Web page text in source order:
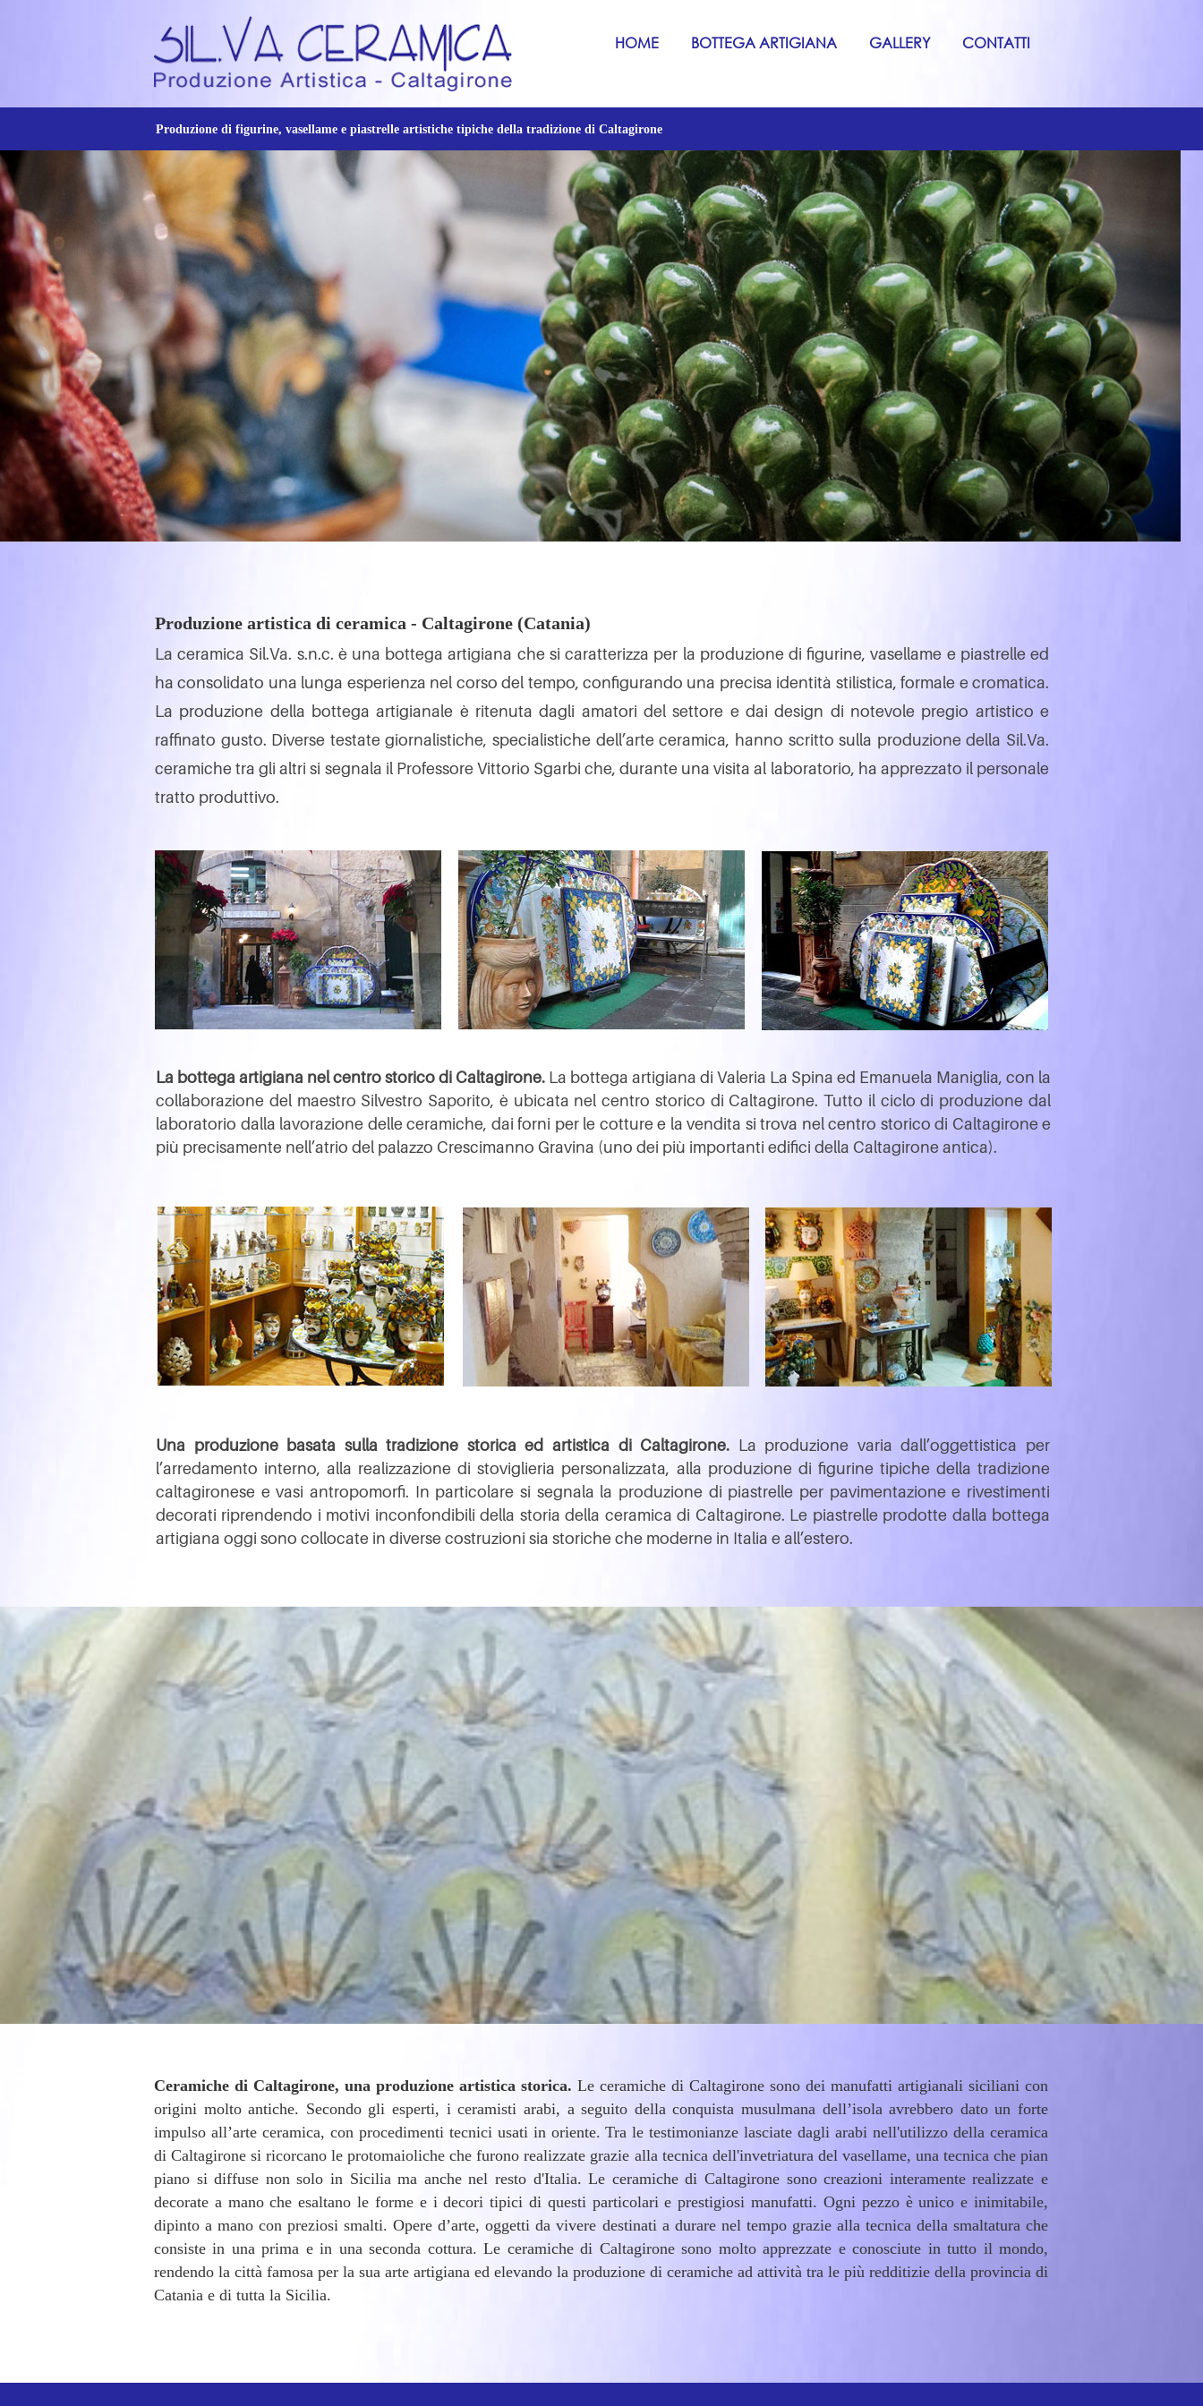
Ceramiche di Caltagirone, una produzione artistica storica. Le ceramiche di Caltagirone sono dei manufatti artigianali siciliani con
origini molto antiche. Secondo gli esperti, i ceramisti arabi, a seguito della conquista musulmana dell’isola avrebbero dato un forte
impulso all’arte ceramica, con procedimenti tecnici usati in oriente. Tra le testimonianze lasciate dagli arabi nell'utilizzo della ceramica
di Caltagirone si ricorcano le protomaioliche che furono realizzate grazie alla tecnica dell'invetriatura del vasellame, una tecnica che pian
piano si diffuse non solo in Sicilia ma anche nel resto d'Italia. Le ceramiche di Caltagirone sono creazioni interamente realizzate e
decorate a mano che esaltano le forme e i decori tipici di questi particolari e prestigiosi manufatti. Ogni pezzo è unico e inimitabile,
dipinto a mano con preziosi smalti. Opere d’arte, oggetti da vivere destinati a durare nel tempo grazie alla tecnica della smaltatura che
consiste in una prima e in una seconda cottura. Le ceramiche di Caltagirone sono molto apprezzate e conosciute in tutto il mondo,
rendendo la città famosa per la sua arte artigiana ed elevando la produzione di ceramiche ad attività tra le più redditizie della provincia di
Catania e di tutta la Sicilia.
Produzione artistica di ceramica - Caltagirone (Catania)
La ceramica Sil.Va. s.n.c. è una bottega artigiana che si caratterizza per la produzione di figurine, vasellame e piastrelle ed
ha consolidato una lunga esperienza nel corso del tempo, configurando una precisa identità stilistica, formale e cromatica.
La produzione della bottega artigianale è ritenuta dagli amatori del settore e dai design di notevole pregio artistico e
raffinato gusto. Diverse testate giornalistiche, specialistiche dell’arte ceramica, hanno scritto sulla produzione della Sil.Va.
ceramiche tra gli altri si segnala il Professore Vittorio Sgarbi che, durante una visita al laboratorio, ha apprezzato il personale
tratto produttivo.
La bottega artigiana nel centro storico di Caltagirone. La bottega artigiana di Valeria La Spina ed Emanuela Maniglia, con la
collaborazione del maestro Silvestro Saporito, è ubicata nel centro storico di Caltagirone. Tutto il ciclo di produzione dal
laboratorio dalla lavorazione delle ceramiche, dai forni per le cotture e la vendita si trova nel centro storico di Caltagirone e
più precisamente nell’atrio del palazzo Crescimanno Gravina (uno dei più importanti edifici della Caltagirone antica).
Una produzione basata sulla tradizione storica ed artistica di Caltagirone. La produzione varia dall’oggettistica per
l’arredamento interno, alla realizzazione di stoviglieria personalizzata, alla produzione di figurine tipiche della tradizione
caltagironese e vasi antropomorfi. In particolare si segnala la produzione di piastrelle per pavimentazione e rivestimenti
decorati riprendendo i motivi inconfondibili della storia della ceramica di Caltagirone. Le piastrelle prodotte dalla bottega
artigiana oggi sono collocate in diverse costruzioni sia storiche che moderne in Italia e all’estero.
Produzione di figurine, vasellame e piastrelle artistiche tipiche della tradizione di Caltagirone
HOME BOTTEGA ARTIGIANA GALLERY CONTATTI